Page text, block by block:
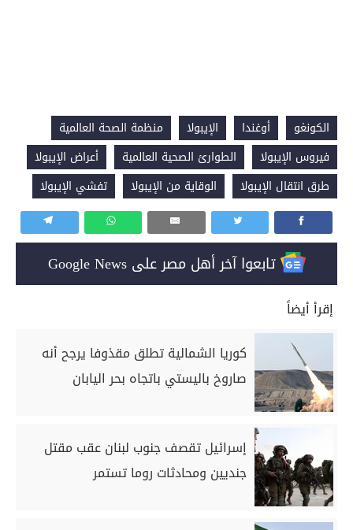
الكونغو أوغندا الإيبولا
منظمة الصحة العالمية
فيروس الإيبولا
الطوارئ الصحية العالمية
أعراض الإيبولا
طرق انتقال الإيبولا
الوقاية من الإيبولا تفشي الإيبولا
تابعوا آخر أهل مصر على Google News
إقرأ أيضاً
كوريا الشمالية تطلق مقذوفا يرجح أنه
صاروخ باليستي باتجاه بحر اليابان
إسرائيل تقصف جنوب لبنان عقب مقتل
جنديين ومحادثات روما تستمر